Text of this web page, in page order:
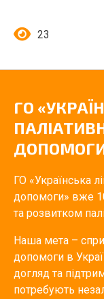
23
ГО
ГО «Українська
допомоги» вже
та розвитком
Наша мета –
допомоги в
догляд та
потребують